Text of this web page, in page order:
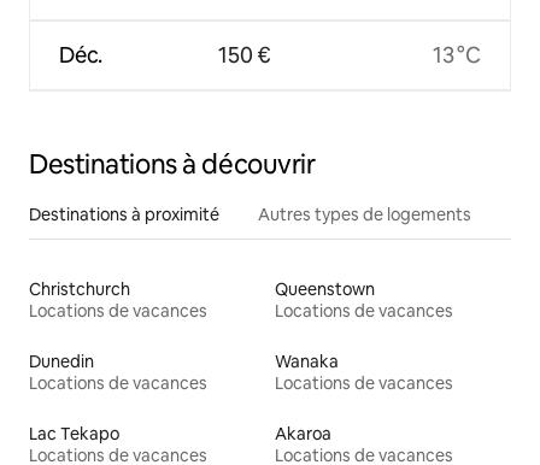
Déc. 150 € 13 °C
Destinations à découvrir
Destinations à proximité Autres types de logements
Christchurch
Locations de vacances
Queenstown
Locations de vacances
Dunedin
Locations de vacances
Wanaka
Locations de vacances
Lac Tekapo
Locations de vacances
Akaroa
Locations de vacances